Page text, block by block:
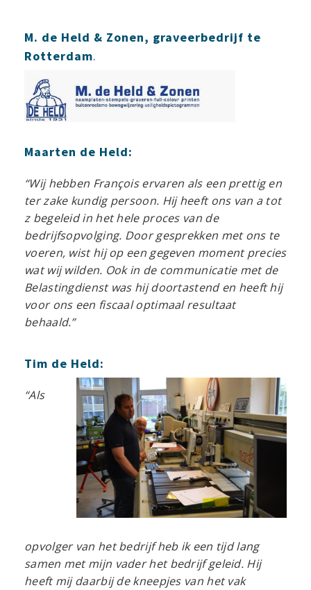
M. de Held & Zonen, graveerbedrijf te
Rotterdam.
Maarten de Held:
“Wij hebben François ervaren als een prettig en
ter zake kundig persoon. Hij heeft ons van a tot
z begeleid in het hele proces van de
bedrijfsopvolging. Door gesprekken met ons te
voeren, wist hij op een gegeven moment precies
wat wij wilden. Ook in de communicatie met de
Belastingdienst was hij doortastend en heeft hij
voor ons een fiscaal optimaal resultaat
behaald.”
Tim de Held:
“Als
opvolger van het bedrijf heb ik een tijd lang
samen met mijn vader het bedrijf geleid. Hij
heeft mij daarbij de kneepjes van het vak